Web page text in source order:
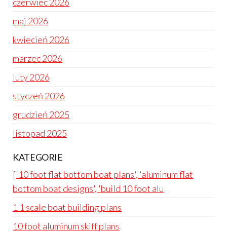
maj 2026
kwiecień 2026
marzec 2026
luty 2026
styczeń 2026
grudzień 2025
listopad 2025
KATEGORIE
['10 foot flat bottom boat plans', 'aluminum flat
bottom boat designs', 'build 10 foot alu
1 1 scale boat building plans
10 foot aluminum skiff plans